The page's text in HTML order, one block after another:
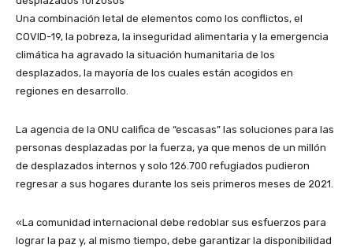
Una combinación letal de elementos como los conflictos, el
COVID-19, la pobreza, la inseguridad alimentaria y la emergencia
climática ha agravado la situación humanitaria de los
desplazados, la mayoría de los cuales están acogidos en
regiones en desarrollo.
La agencia de la ONU califica de “escasas” las soluciones para las
personas desplazadas por la fuerza, ya que menos de un millón
de desplazados internos y solo 126.700 refugiados pudieron
regresar a sus hogares durante los seis primeros meses de 2021.
«La comunidad internacional debe redoblar sus esfuerzos para
lograr la paz y, al mismo tiempo, debe garantizar la disponibilidad